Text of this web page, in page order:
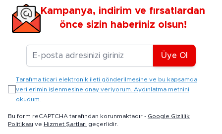
Kampanya, indirim ve fırsatlardan
önce sizin haberiniz olsun!
E-posta Adresiniz
Üye Ol
Tarafıma ticari elektronik ileti gönderilmesine ve bu kapsamda
verilerimin işlenmesine onay veriyorum. Aydınlatma metnini
okudum.
Bu form reCAPTCHA tarafından korunmaktadır - Google Gizlilik
Politikası ve Hizmet Şartları geçerlidir.